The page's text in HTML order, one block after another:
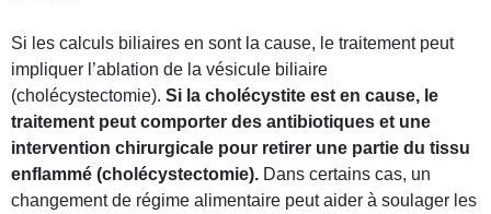
Si les calculs biliaires en sont la cause, le traitement peut
impliquer l’ablation de la vésicule biliaire
(cholécystectomie). Si la cholécystite est en cause, le
traitement peut comporter des antibiotiques et une
intervention chirurgicale pour retirer une partie du tissu
enflammé (cholécystectomie). Dans certains cas, un
changement de régime alimentaire peut aider à soulager les